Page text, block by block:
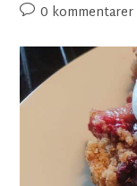
0 kommentarer